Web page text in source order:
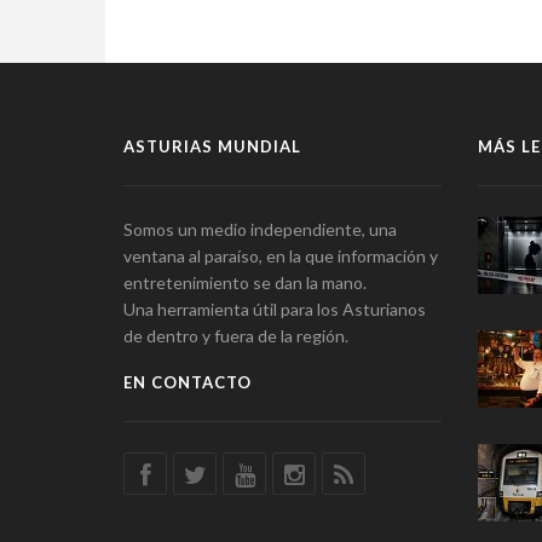
ASTURIAS MUNDIAL
Somos un medio independiente, una
ventana al paraíso, en la que información y
entretenimiento se dan la mano.
Una herramienta útil para los Asturianos
de dentro y fuera de la región.
EN CONTACTO
MÁS